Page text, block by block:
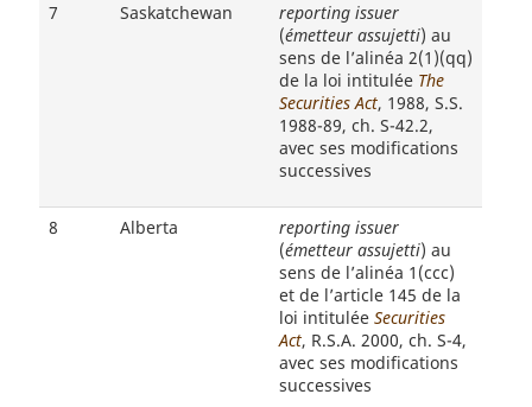
7 Saskatchewan
reporting issuer
(émetteur assujetti) au
sens de l’alinéa 2(1)(qq)
de la loi intitulée The
Securities Act, 1988, S.S.
1988-89, ch. S-42.2,
avec ses modifications
successives
8 Alberta
reporting issuer
(émetteur assujetti) au
sens de l’alinéa 1(ccc)
et de l’article 145 de la
loi intitulée Securities
Act, R.S.A. 2000, ch. S-4,
avec ses modifications
successives